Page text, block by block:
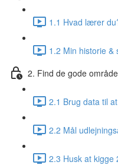
1.1 Hvad lærer
1.2 Min historie &
2. Find de gode
2.1 Brug data til
2.2 Mål
2.3 Husk at kigge